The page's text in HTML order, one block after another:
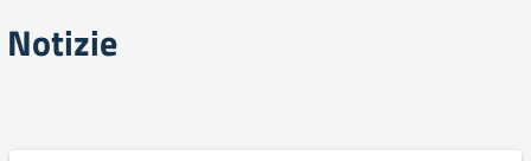
Notizie